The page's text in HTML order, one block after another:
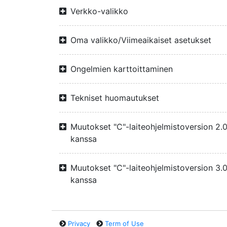
Verkko-valikko
Oma valikko/Viimeaikaiset asetukset
Ongelmien karttoittaminen
Tekniset huomautukset
Muutokset "C"-laiteohjelmistoversion
kanssa
Muutokset "C"-laiteohjelmistoversion
kanssa
Privacy Term of Use